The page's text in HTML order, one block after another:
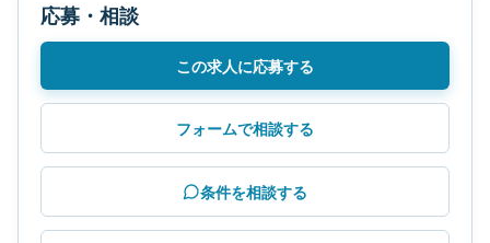
応募・相談
この求人に応募する
フォームで相談する
条件を相談する